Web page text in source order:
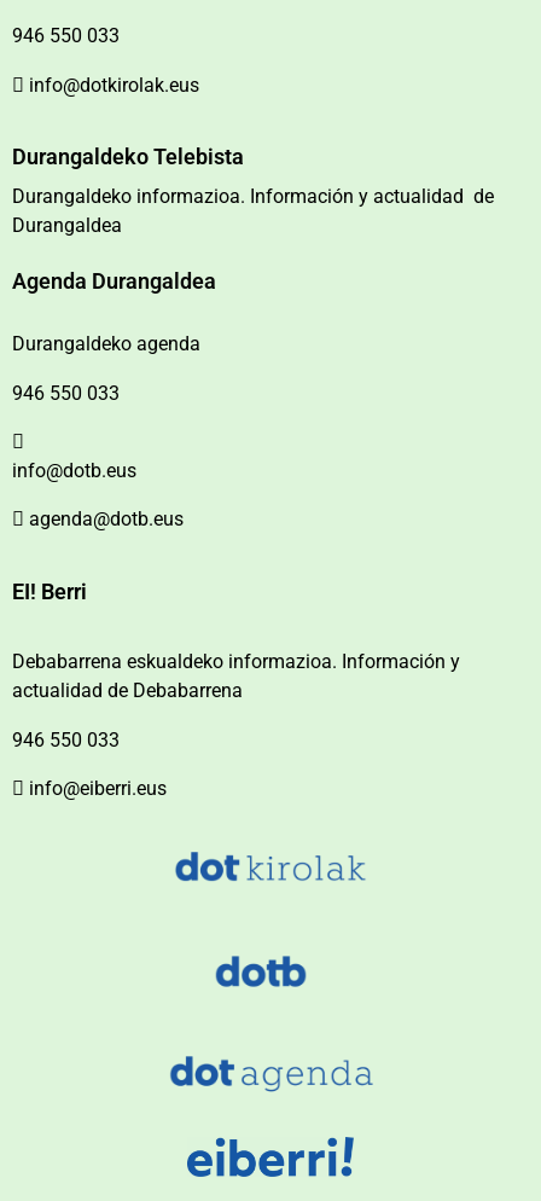
946 550 033
info@dotkirolak.eus
Durangaldeko Telebista
Durangaldeko informazioa. Información y actualidad de
Durangaldea
Agenda Durangaldea
Durangaldeko agenda
946 550 033
info@dotb.eus
agenda@dotb.eus
EI! Berri
Debabarrena eskualdeko informazioa. Información y
actualidad de Debabarrena
946 550 033
info@eiberri.eus